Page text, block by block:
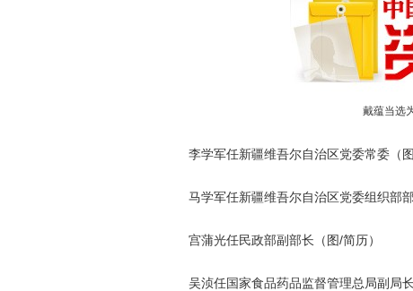
戴蕴当选
李学军任新疆维吾尔自治区党委常委（图/
马学军任新疆维吾尔自治区党委组织部部
宫蒲光任民政部副部长（图/简历）
吴浈任国家食品药品监督管理总局副局长